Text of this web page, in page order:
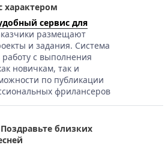
характером
сервис для
размещают
и задания. Система
работу с выполнения
новичкам, так и
по публикации
фрилансеров
близких